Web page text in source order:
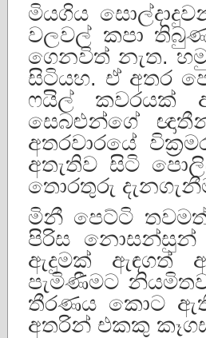
මියගිය
වලවල් කපා
ගෙනවිත් නැත.
සිටියහ. ඒ අතර
ෆයිල් කවරයක්
සෙබළුන්ගේ
අතරවාරයේ
අතැතිව සිටි
තොරතුරු
මිනී පෙට්ටි
පිරිස නොසන්සුන්
ඇදුමක් ඇඳගත්
පැමිණීමට
තීරණය කොට ඇති
අතරින් එකකු